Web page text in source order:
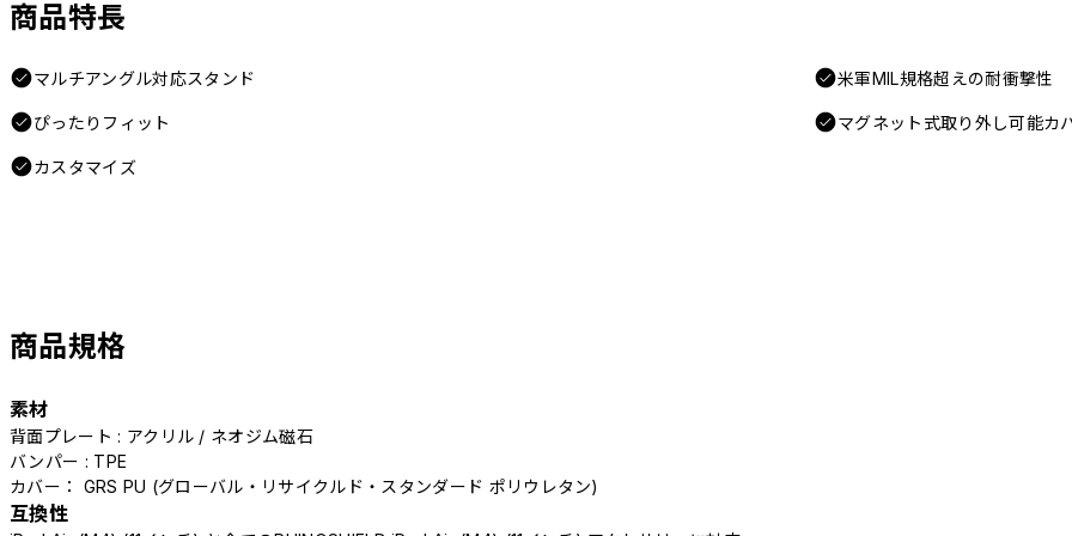
商品特長
マルチアングル対応スタンド 米軍MIL規格超えの耐衝撃性
ぴったりフィット マグネット式取り外し可能カ
カスタマイズ
商品規格
素材
背面プレート : アクリル / ネオジム磁石
バンパー : TPE
カバー： GRS PU (グローバル・リサイクルド・スタンダード ポリウレタン)
互換性